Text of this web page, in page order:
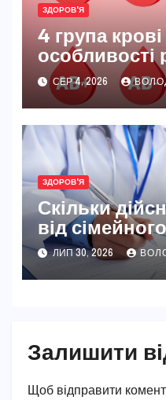
ЗДОРОВ'Я
4 група
особливості
СЕР 4, 2026
ЗДОРОВ'Я
Скільки
від
ЛИП 30, 2026
Залишити
Щоб відправити